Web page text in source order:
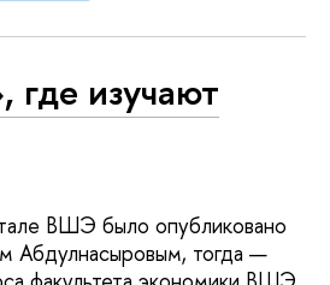
изучают
ВШЭ было опубликовано
Абдулнасыровым, тогда —